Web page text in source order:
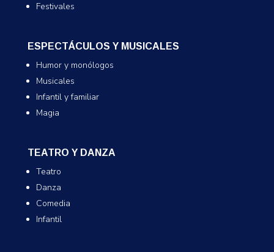
Festivales
ESPECTÁCULOS Y MUSICALES
Humor y monólogos
Musicales
Infantil y familiar
Magia
TEATRO Y DANZA
Teatro
Danza
Comedia
Infantil